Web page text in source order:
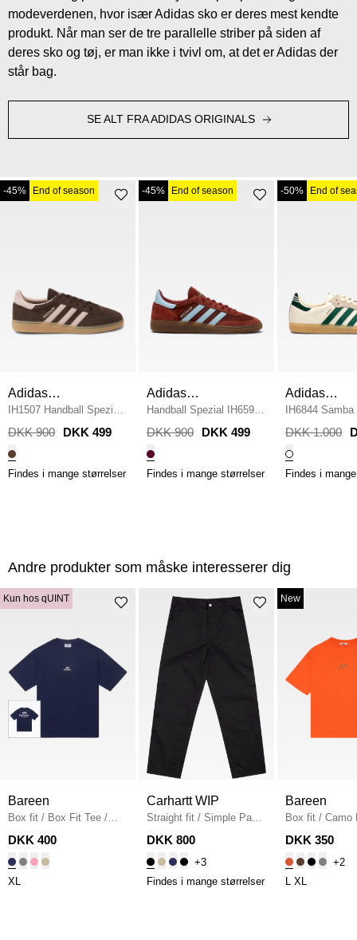
modeverdenen, hvor især Adidas sko er deres mest kendte
produkt. Når man ser de tre parallelle striber på siden af
deres sko og tøj, er man ikke i tvivl om, at det er Adidas der
står bag.
SE ALT FRA ADIDAS ORIGINALS
-45% End of season
Adidas
Originals
IH1507 Handball Spezial
W
/ BRUN
DKK 900 DKK 499
Findes i mange størrelser
-45% End of season
Adidas
Originals
Handball Spezial IH6596
BORDEAUX
DKK 900 DKK 499
Findes i mange størrelser
-50% End of
Adidas
Originals
IH6844
Sneaker
/ HVID
DKK 1.000
Findes i
Andre produkter som måske interesserer dig
Kun hos qUINT
Bareen
Box fit / Box Fit Tee /
NAVY
DKK 400
XL
Carhartt WIP
Straight fit / Simple Pant
I020075 / BLACK
DKK 800
+3
Findes i mange størrelser
New
Bareen
Box fit / Camo
Fit T-shirt /
DKK 350
+2
XL